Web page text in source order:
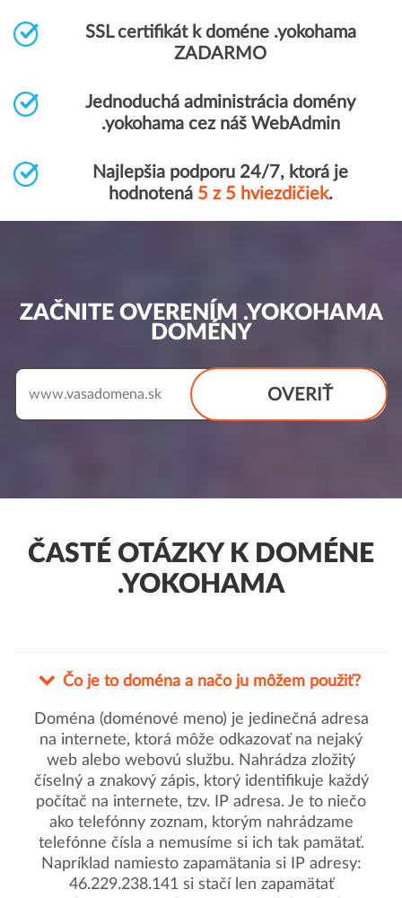
SSL certifikát k doméne .yokohama
ZADARMO
Jednoduchá administrácia domény
.yokohama cez náš WebAdmin
Najlepšia podporu 24/7, ktorá je
hodnotená 5 z 5 hviezdičiek.
ZAČNITE OVERENÍM .YOKOHAMA
DOMÉNY
OVERIŤ
www.
ČASTÉ OTÁZKY K DOMÉNE
.YOKOHAMA
Čo je to doména a načo ju môžem použiť?
Doména (doménové meno) je jedinečná adresa
na internete, ktorá môže odkazovať na nejaký
web alebo webovú službu. Nahrádza zložitý
číselný a znakový zápis, ktorý identifikuje každý
počítač na internete, tzv. IP adresa. Je to niečo
ako telefónny zoznam, ktorým nahrádzame
telefónne čísla a nemusíme si ich tak pamätať.
Napríklad namiesto zapamätania si IP adresy:
46.229.238.141 si stačí len zapamätať